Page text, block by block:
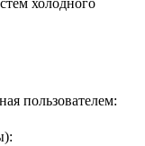
холодного
пользователем: